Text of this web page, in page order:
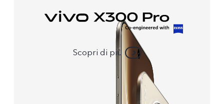
Scopri di più